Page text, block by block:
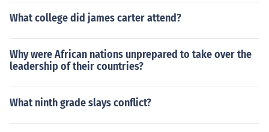
What college did james carter attend?
Why were African nations unprepared to take over the
leadership of their countries?
What ninth grade slays conflict?